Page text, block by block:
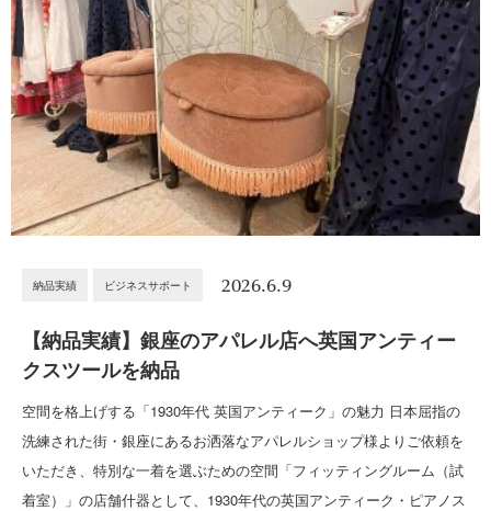
納品実績 ビジネスサポート 2026.6.9
【納品実績】銀座のアパレル店へ英国アンティー
クスツールを納品
空間を格上げする「1930年代 英国アンティーク」の魅力 日本屈指の
洗練された街・銀座にあるお洒落なアパレルショップ様よりご依頼を
いただき、特別な一着を選ぶための空間「フィッティングルーム（試
着室）」の店舗什器として、1930年代の英国アンティーク・ピアノス